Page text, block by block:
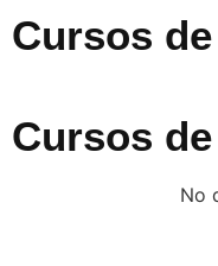
Cursos
Cursos
No